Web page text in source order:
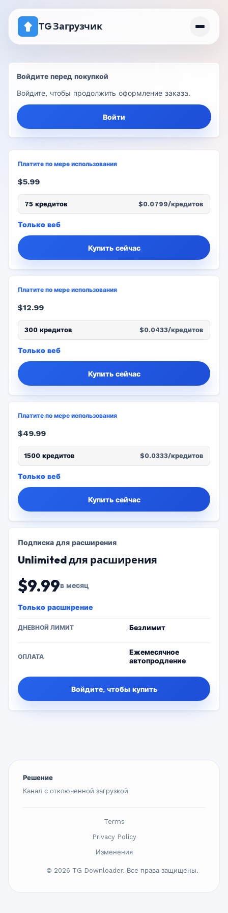
TG Загрузчик
Цены
Канал с отключенной загрузкой
Войдите перед покупкой
Войдите, чтобы продолжить оформление заказа.
Войти
Платите по мере использования
$5.99
75 кредитов $0.0799/кредитов
Только веб
Купить сейчас
Платите по мере использования
$12.99
300 кредитов $0.0433/кредитов
Только веб
Купить сейчас
Платите по мере использования
$49.99
1500 кредитов $0.0333/кредитов
Только веб
Купить сейчас
Подписка для расширения
Unlimited для расширения
$9.99в месяц
Только расширение
ДНЕВНОЙ ЛИМИТ Безлимит
ОПЛАТА
Ежемесячное
автопродление
Войдите, чтобы купить
Решение
Канал с отключенной загрузкой
Terms
Privacy Policy
Изменения
© 2026 TG Downloader. Все права защищены.